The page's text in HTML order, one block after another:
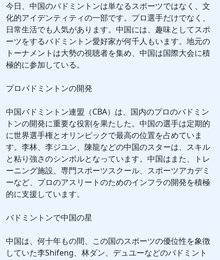
今日、中国のバドミントンは単なるスポーツではなく、文
化的アイデンティティの一部です。プロ選手だけでなく、
日常生活でも人気があります。中国には、趣味としてスポ
ーツをするバドミントン愛好家が何千人もいます。地元の
トーナメントは大勢の視聴者を集め、中国は国際大会に積
極的に参加している。
プロバドミントンの開発
中国バドミントン連盟（CBA）は、国内のプロのバドミン
トンの開発に重要な役割を果たした。中国の選手は定期的
に世界選手権とオリンピックで最高の位置を占めていま
す。李林、李ジユン、陳龍などの中国のスターは、スキル
と粘り強さのシンボルとなっています。中国はまた、トレ
ーニング施設、専門スポーツスクール、スポーツアカデミ
ーなど、プロのアスリートのためのインフラの開発を積極
的に支援しています。
バドミントンで中国の星
中国は、何十年もの間、この国のスポーツの優位性を象徴
していた李Shifeng、林ダン、デュユーなどのバドミント